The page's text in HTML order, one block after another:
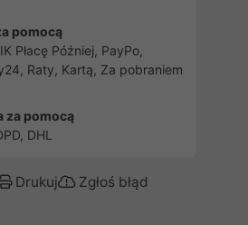
pomocą
Płacę Później, PayPo,
Raty, Kartą, Za pobraniem
za pomocą
DHL
Drukuj Zgłoś błąd